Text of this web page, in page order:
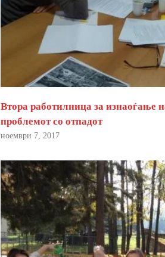
Втора работилница за изнаоѓање
проблемот со отпадот
ноември 7, 2017